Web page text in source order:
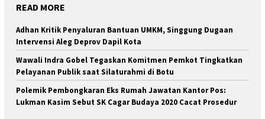
READ MORE
Adhan Kritik Penyaluran Bantuan UMKM, Singgung Dugaan
Intervensi Aleg Deprov Dapil Kota
Wawali Indra Gobel Tegaskan Komitmen Pemkot Tingkatkan
Pelayanan Publik saat Silaturahmi di Botu
Polemik Pembongkaran Eks Rumah Jawatan Kantor Pos:
Lukman Kasim Sebut SK Cagar Budaya 2020 Cacat Prosedur